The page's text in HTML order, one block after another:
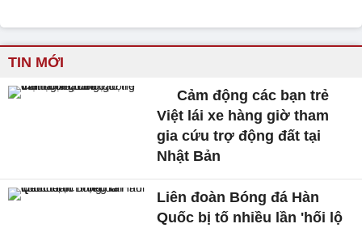
TIN MỚI
Cảm động các bạn trẻ
Việt lái xe hàng giờ tham
gia cứu trợ động đất tại
Nhật Bản
Liên đoàn Bóng đá Hàn
Quốc bị tố nhiều lần 'hối lộ